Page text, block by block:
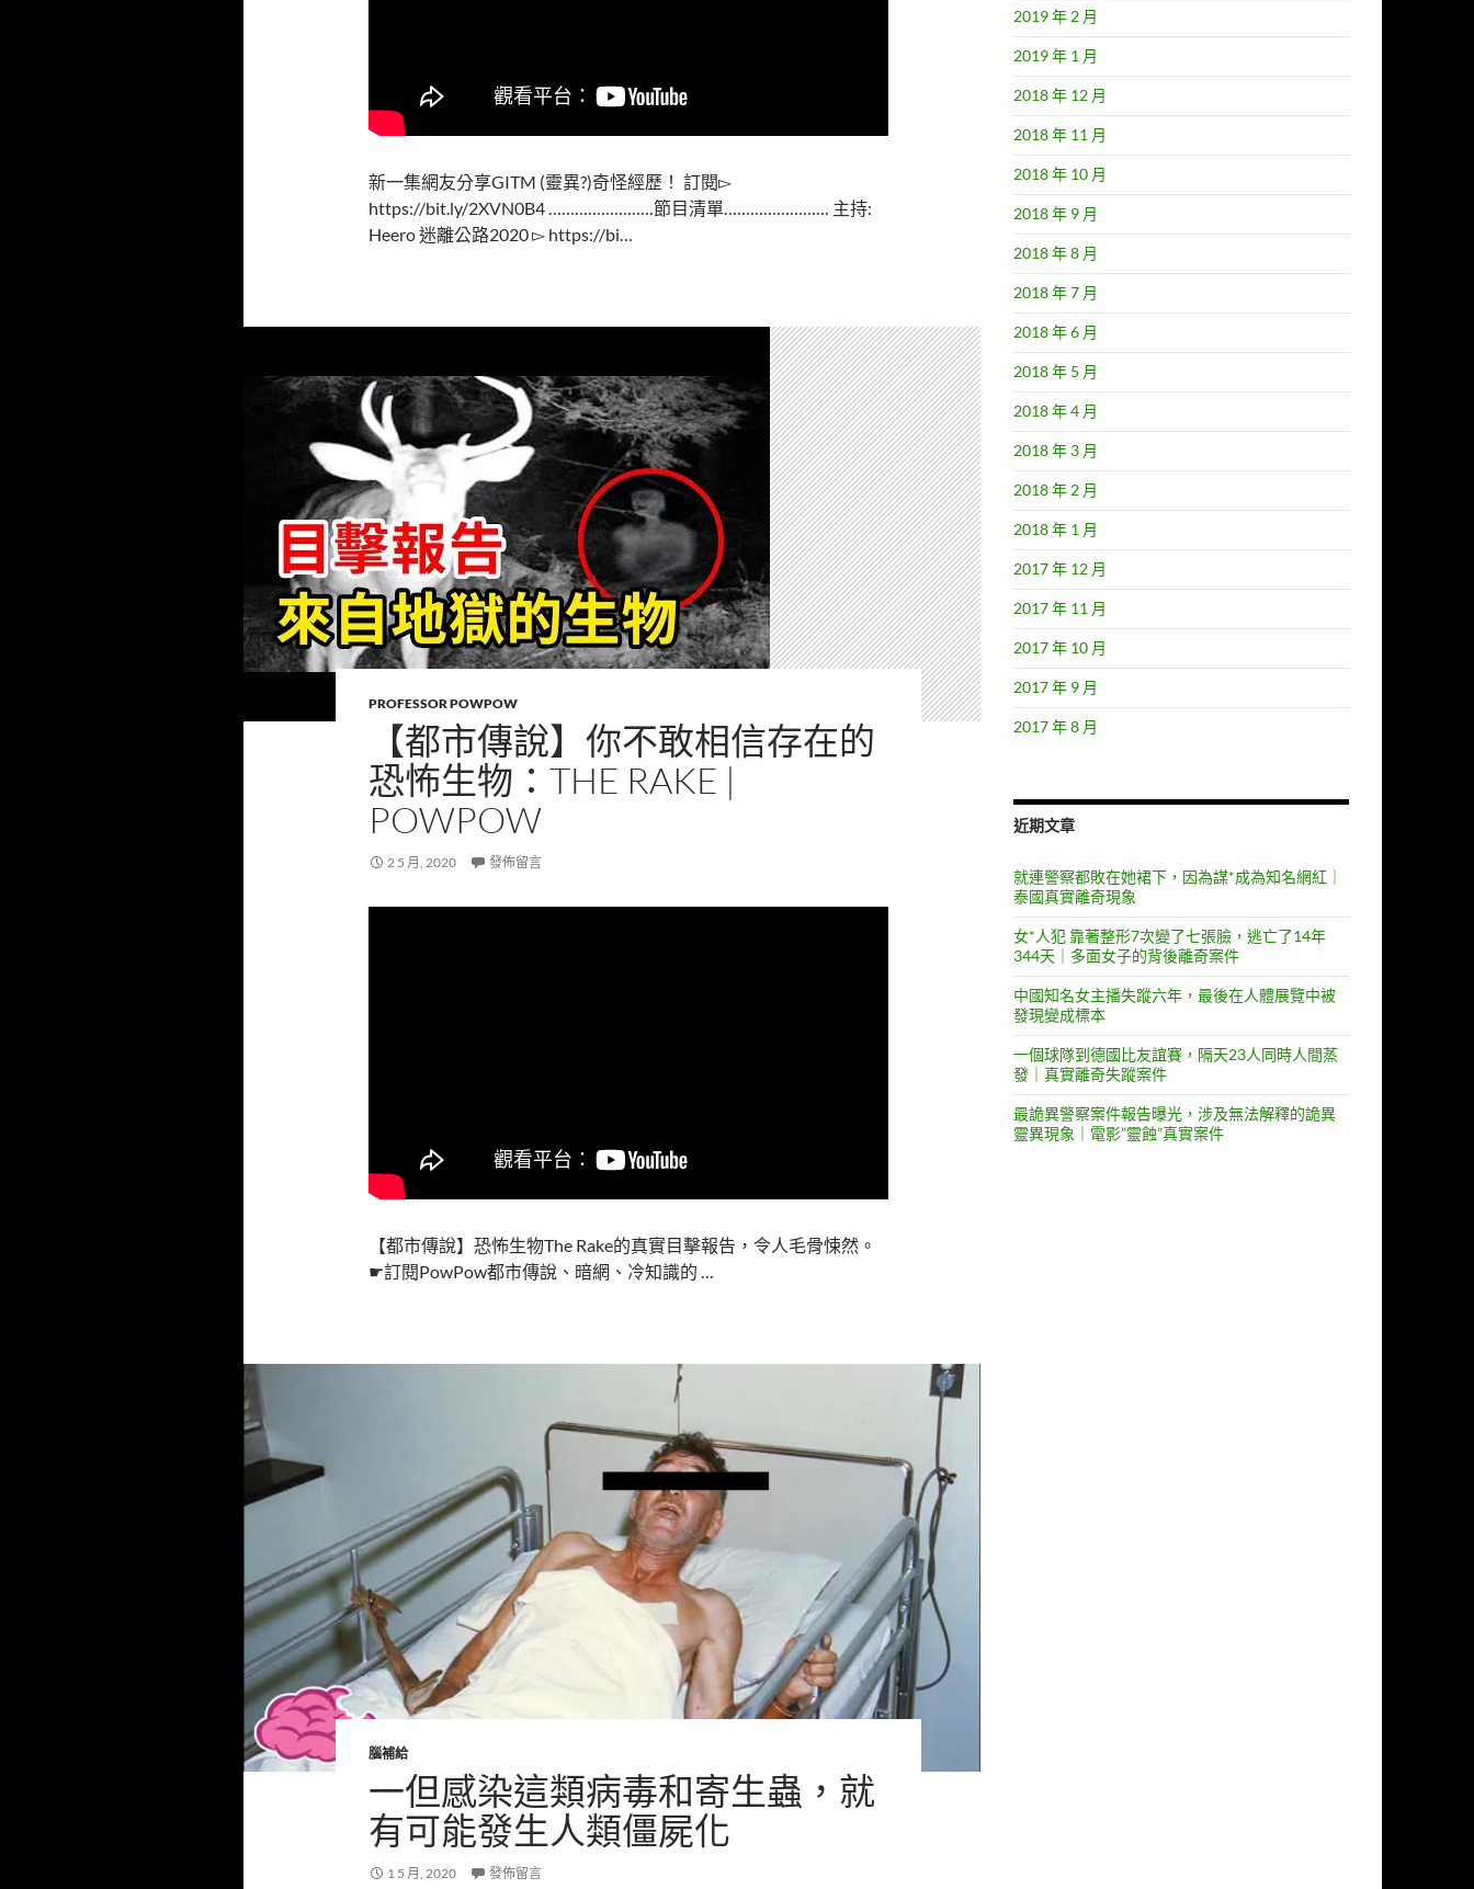
新一集網友分享GITM (靈異?)奇怪經歷！ 訂閱▻
https://bit.ly/2XVN0B4 ……………………節目清單…………………… 主持:
Heero 迷離公路2020 ▻ https://bi…
PROFESSOR POWPOW
【都市傳說】你不敢相信存在的
恐怖生物：THE RAKE |
POWPOW
2 5 月, 2020 發佈留言
【都市傳說】恐怖生物The Rake的真實目擊報告，令人毛骨悚然。
☛訂閱PowPow都市傳說、暗網、冷知識的 …
腦補給
一但感染這類病毒和寄生蟲，就
有可能發生人類僵屍化
1 5 月, 2020 發佈留言
2019 年 2 月
2019 年 1 月
2018 年 12 月
2018 年 11 月
2018 年 10 月
2018 年 9 月
2018 年 8 月
2018 年 7 月
2018 年 6 月
2018 年 5 月
2018 年 4 月
2018 年 3 月
2018 年 2 月
2018 年 1 月
2017 年 12 月
2017 年 11 月
2017 年 10 月
2017 年 9 月
2017 年 8 月
近期文章
就連警察都敗在她裙下，因為謀*成為知名網紅｜
泰國真實離奇現象
女*人犯 靠著整形7次變了七張臉，逃亡了14年
344天｜多面女子的背後離奇案件
中國知名女主播失蹤六年，最後在人體展覽中被
發現變成標本
一個球隊到德國比友誼賽，隔天23人同時人間蒸
發｜真實離奇失蹤案件
最詭異警察案件報告曝光，涉及無法解釋的詭異
靈異現象｜電影”靈蝕”真實案件